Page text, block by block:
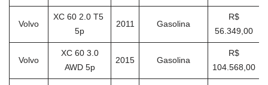
Volvo
XC 60 2.0 T5
5p
2011 Gasolina
R$
56.349,00
Volvo
XC 60 3.0
AWD 5p
2015 Gasolina
R$
104.568,00